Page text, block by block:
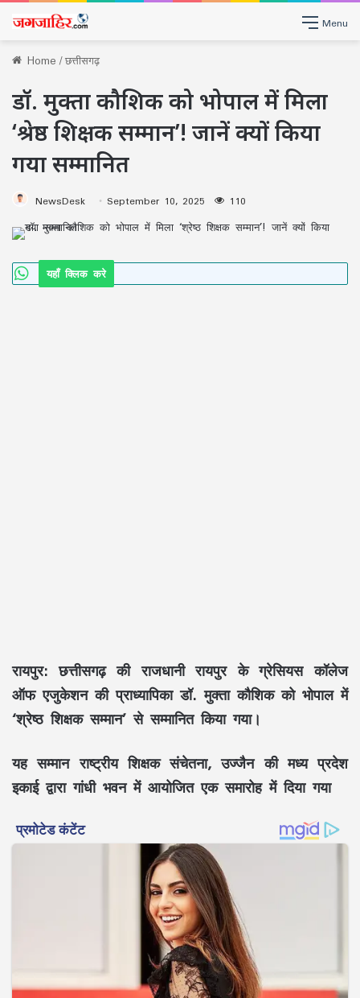
Menu
Home/छत्तीसगढ़
डॉ. मुक्ता कौशिक को भोपाल में मिला
‘श्रेष्ठ शिक्षक सम्मान’! जानें क्यों किया
गया सम्मानित
NewsDesk September 10, 2025 110
यहाँ क्लिक करे
रायपुर: छत्तीसगढ़ की राजधानी रायपुर के ग्रेसियस कॉलेज
ऑफ एजुकेशन की प्राध्यापिका डॉ. मुक्ता कौशिक को भोपाल में
‘श्रेष्ठ शिक्षक सम्मान’ से सम्मानित किया गया।
यह सम्मान राष्ट्रीय शिक्षक संचेतना, उज्जैन की मध्य प्रदेश
इकाई द्वारा गांधी भवन में आयोजित एक समारोह में दिया गया